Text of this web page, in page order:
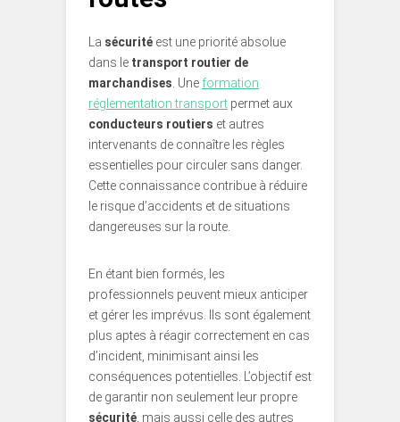
La sécurité est une priorité absolue
dans le transport routier de
marchandises . Une formation
réglementation transport permet aux
conducteurs routiers et autres
intervenants de connaître les règles
essentielles pour circuler sans danger.
Cette connaissance contribue à réduire
le risque d’accidents et de situations
dangereuses sur la route.
En étant bien formés, les
professionnels peuvent mieux anticiper
et gérer les imprévus. Ils sont également
plus aptes à réagir correctement en cas
d’incident, minimisant ainsi les
conséquences potentielles. L’objectif est
de garantir non seulement leur propre
sécurité , mais aussi celle des autres